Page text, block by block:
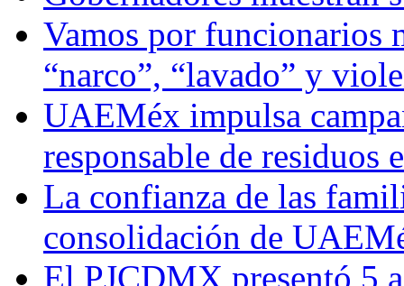
Vamos por funcionarios
“narco”, “lavado” y
UAEMéx impulsa
responsable de residuos
La confianza de las
consolidación de
El PJCDMX presentó 5